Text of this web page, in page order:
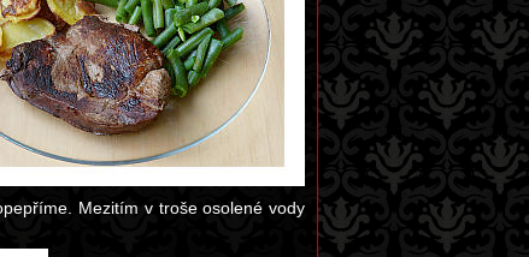
Mezitím v troše osolené vody